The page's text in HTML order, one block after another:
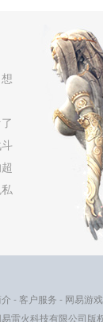
-客户服务 - 网易游
雷火科技有限公司版